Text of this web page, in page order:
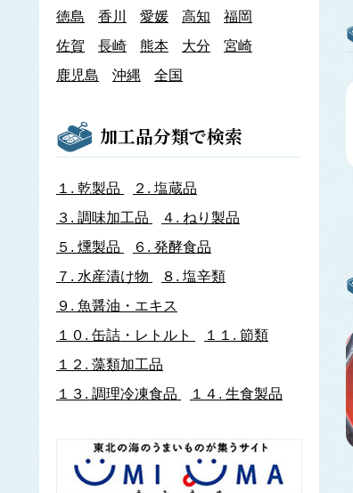
アオリイカ
アメリカオオアカイカ
アルゼンチンイレックス
アルゼンチンマツイカ
スルメイカ
ニュージーランドスルメイカ
ヤリイカ
イサザ
イトヨリダイ
いわし類
ウルメイワシ
マイワシ
イワナ
ウ
ウキゴリ
ウップルイノリ
うなぎ類
うに類
徳島
香川 愛媛 高知
福岡
佐賀
長崎 熊本 大分
宮崎
鹿児島
沖縄 全国
加工品分類で検索
１. 乾製品 ２. 塩蔵品
３. 調味加工品 ４. ねり製品
５. 燻製品 ６. 発酵食品
７. 水産漬け物 ８. 塩辛類
９. 魚醤油・エキス
１０. 缶詰・レトルト １１. 節類
１２. 藻類加工品
１３. 調理冷凍食品 １４. 生食製品